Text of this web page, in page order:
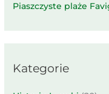
Piaszczyste plaże
Kategorie